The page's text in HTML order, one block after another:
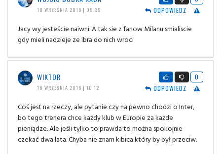
18 WRZEŚNIA 2016 | 09:39
ODPOWIEDZ
Jacy wy jesteście naiwni. A tak sie z fanow Milanu smialiscie
gdy mieli nadzieje ze ibra do nich wroci
WIKTOR
18 WRZEŚNIA 2016 | 10:12
0
ODPOWIEDZ
Coś jest na rzeczy, ale pytanie czy na pewno chodzi o Inter,
bo tego trenera chce każdy klub w Europie za każde
pieniądze. Ale jeśli tylko to prawda to można spokojnie
czekać dwa lata. Chyba nie znam kibica który by był przeciw.